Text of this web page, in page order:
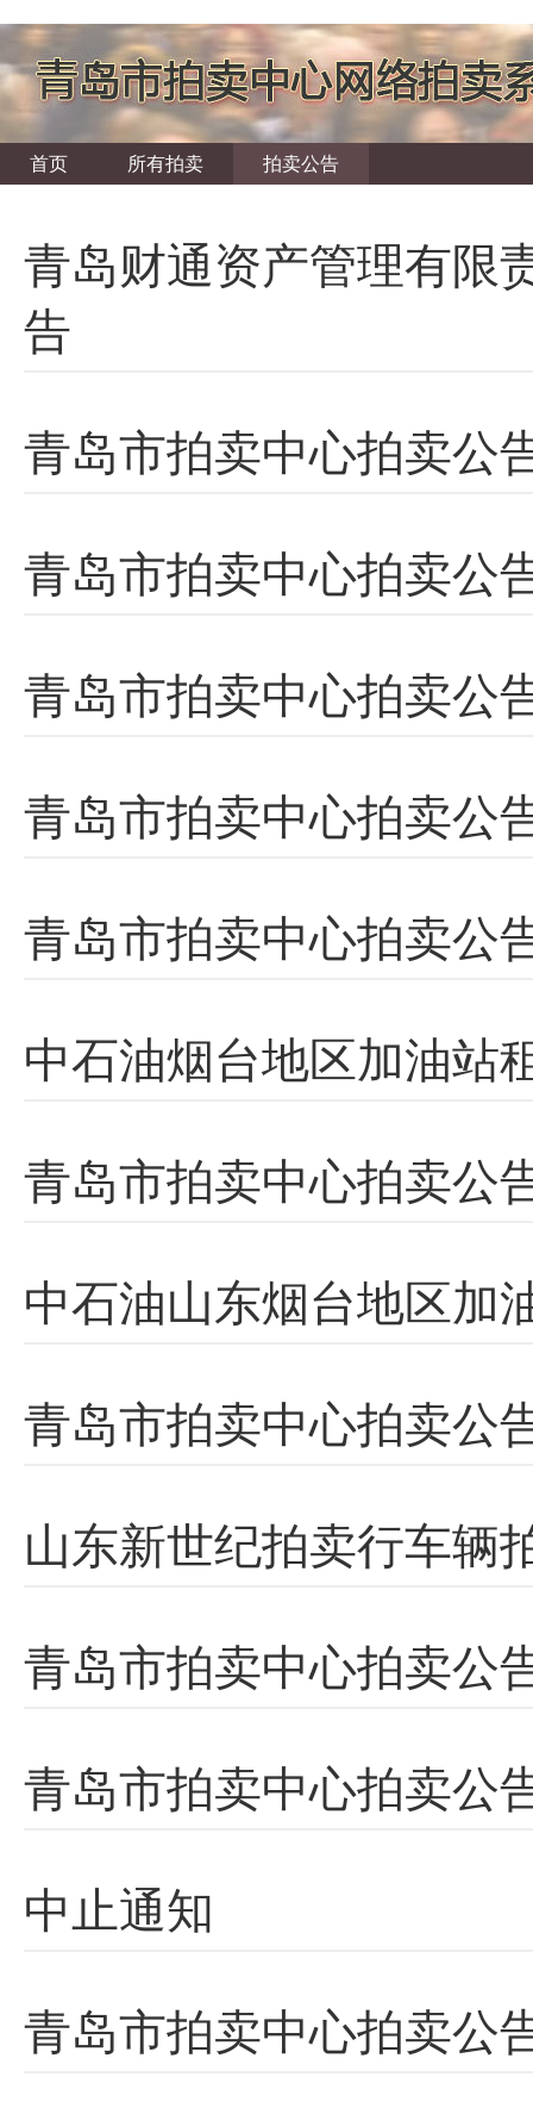
首页 所有拍卖 拍卖公告
青岛财通资产管理有限
告
青岛市拍卖中心拍卖公
青岛市拍卖中心拍卖公
青岛市拍卖中心拍卖公
青岛市拍卖中心拍卖公
青岛市拍卖中心拍卖公
中石油烟台地区加油站
青岛市拍卖中心拍卖公
中石油山东烟台地区加
青岛市拍卖中心拍卖公
山东新世纪拍卖行车辆
青岛市拍卖中心拍卖公
青岛市拍卖中心拍卖公
中止通知
青岛市拍卖中心拍卖公